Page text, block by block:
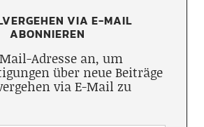
VIA E-MAIL
ABONNIEREN
Adresse an, um
über neue Beiträge
via E-Mail zu